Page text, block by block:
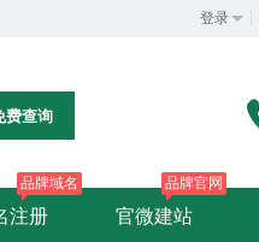
登录
费查询
注册
品牌域名
官微建站
品牌官网